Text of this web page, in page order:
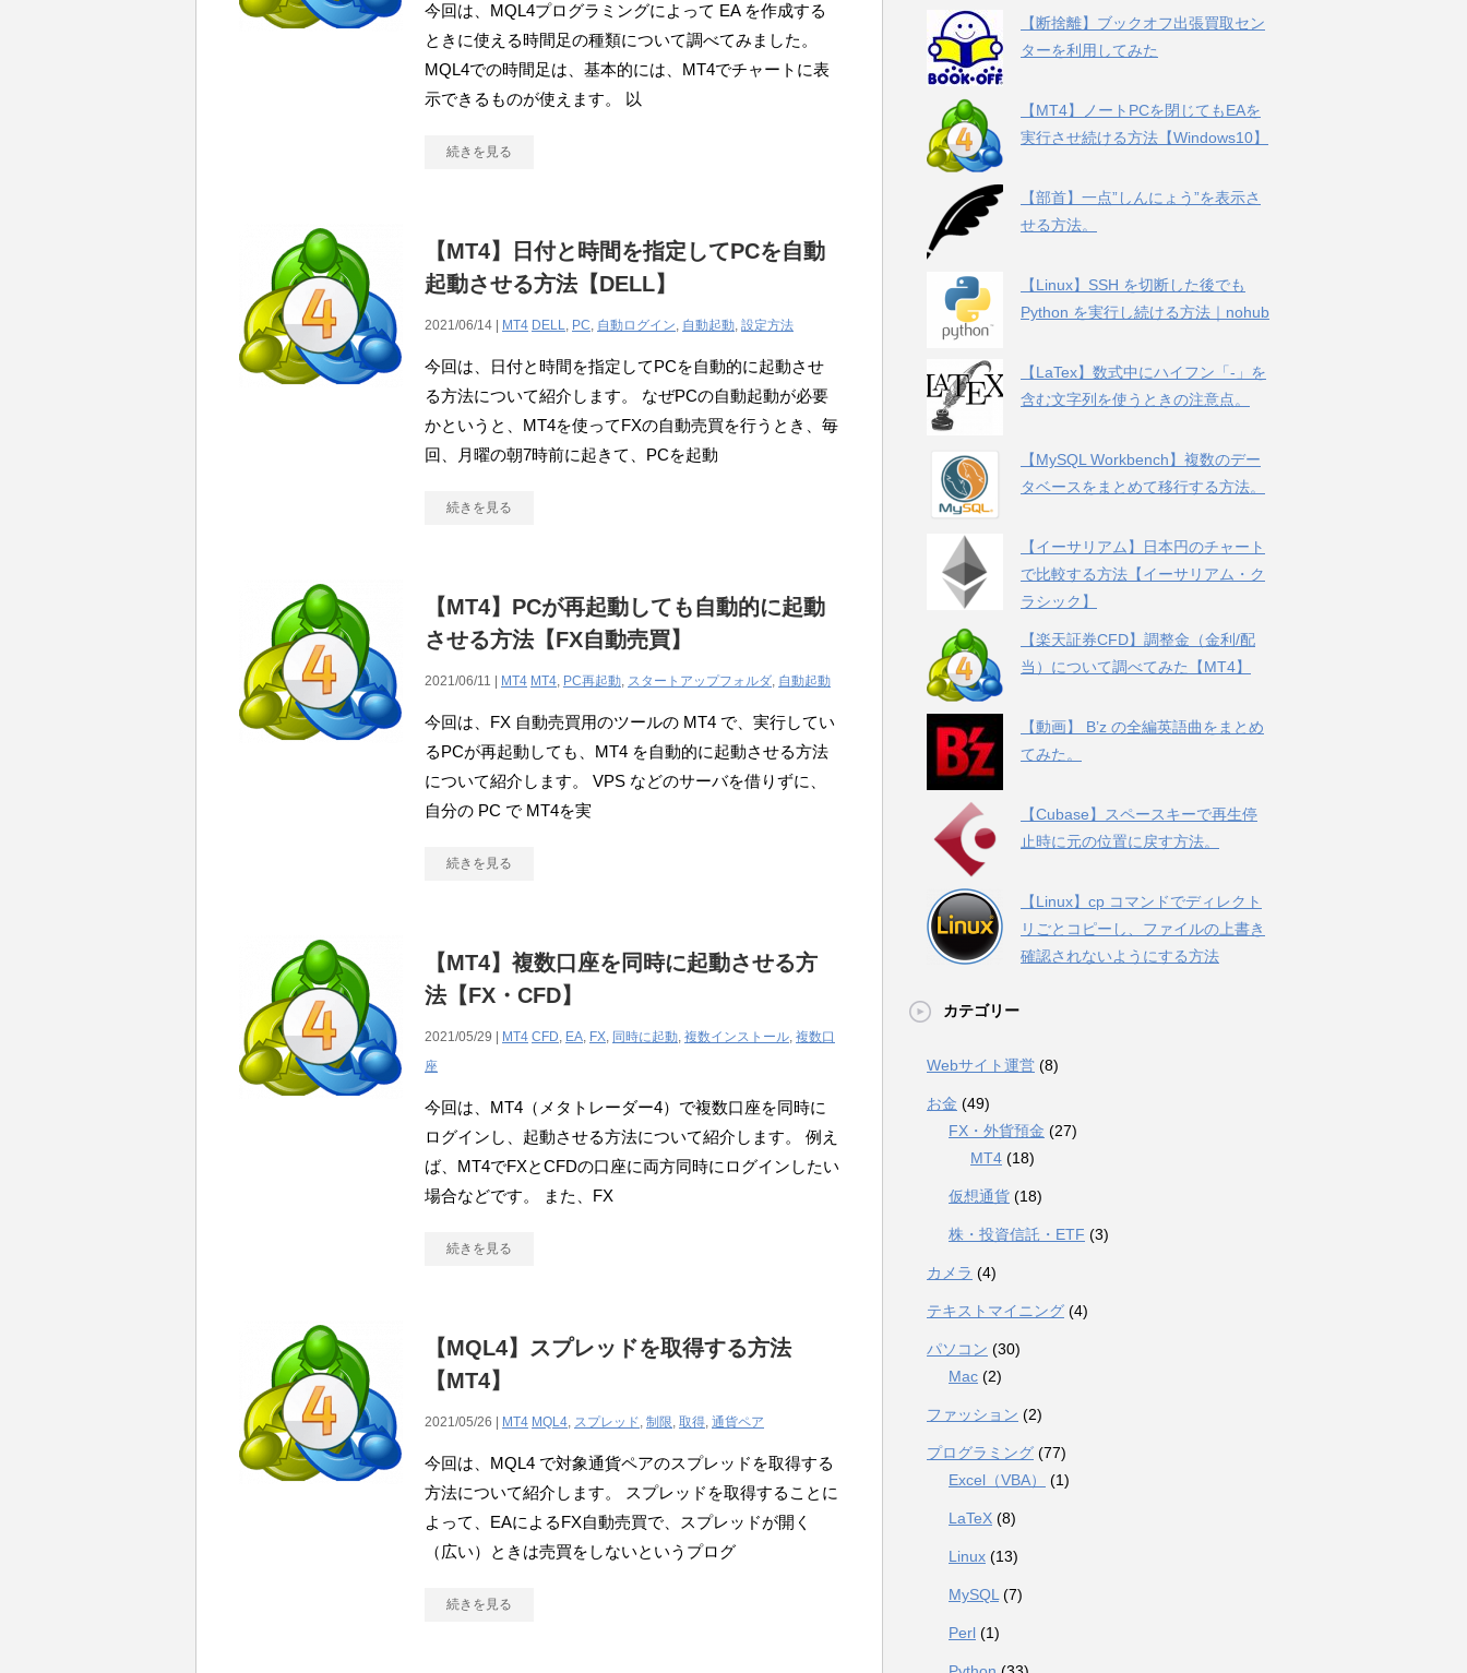
今回は、MQL4プログラミングによって EA を作成する
ときに使える時間足の種類について調べてみました。
MQL4での時間足は、基本的には、MT4でチャートに表
示できるものが使えます。 以
続きを見る
【MT4】日付と時間を指定してPCを自動
起動させる方法【DELL】
2021/06/14 | MT4 DELL, PC, 自動ログイン, 自動起動, 設定方法
今回は、日付と時間を指定してPCを自動的に起動させ
る方法について紹介します。 なぜPCの自動起動が必要
かというと、MT4を使ってFXの自動売買を行うとき、毎
回、月曜の朝7時前に起きて、PCを起動
続きを見る
【MT4】PCが再起動しても自動的に起動
させる方法【FX自動売買】
2021/06/11 | MT4 MT4, PC再起動, スタートアップフォルダ, 自動起動
今回は、FX 自動売買用のツールの MT4 で、実行してい
るPCが再起動しても、MT4 を自動的に起動させる方法
について紹介します。 VPS などのサーバを借りずに、
自分の PC で MT4を実
続きを見る
【MT4】複数口座を同時に起動させる方
法【FX・CFD】
2021/05/29 | MT4 CFD, EA, FX, 同時に起動, 複数インストール, 複数口
座
今回は、MT4（メタトレーダー4）で複数口座を同時に
ログインし、起動させる方法について紹介します。 例え
ば、MT4でFXとCFDの口座に両方同時にログインしたい
場合などです。 また、FX
続きを見る
【MQL4】スプレッドを取得する方法
【MT4】
2021/05/26 | MT4 MQL4, スプレッド, 制限, 取得, 通貨ペア
今回は、MQL4 で対象通貨ペアのスプレッドを取得する
方法について紹介します。 スプレッドを取得することに
よって、EAによるFX自動売買で、スプレッドが開く
（広い）ときは売買をしないというプログ
続きを見る
【断捨離】ブックオフ出張買取セン
ターを利用してみた
【MT4】ノートPCを閉じてもEAを
実行させ続ける方法【Windows10】
【部首】一点”しんにょう”を表示さ
せる方法。
【Linux】SSH を切断した後でも
Python を実行し続ける方法｜nohub
【LaTex】数式中にハイフン「-」を
含む文字列を使うときの注意点。
【MySQL Workbench】複数のデー
タベースをまとめて移行する方法。
【イーサリアム】日本円のチャート
で比較する方法【イーサリアム・ク
ラシック】
【楽天証券CFD】調整金（金利/配
当）について調べてみた【MT4】
【動画】 B’z の全編英語曲をまとめ
てみた。
【Cubase】スペースキーで再生停
止時に元の位置に戻す方法。
【Linux】cp コマンドでディレクト
リごとコピーし、ファイルの上書き
確認されないようにする方法
カテゴリー
Webサイト運営 (8)
お金 (49)
FX・外貨預金 (27)
MT4 (18)
仮想通貨 (18)
株・投資信託・ETF (3)
カメラ (4)
テキストマイニング (4)
パソコン (30)
Mac (2)
ファッション (2)
プログラミング (77)
Excel（VBA）
(1)
LaTeX (8)
Linux (13)
MySQL (7)
Perl (1)